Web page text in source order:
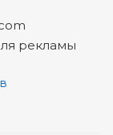
рекламы